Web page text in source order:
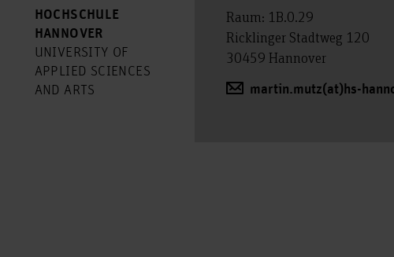
HOCHSCHULE
HANNOVER
UNIVERSITY OF
APPLIED SCIENCES
AND ARTS
Raum: 1B.0.29
Ricklinger Stadtweg 120
30459 Hannover
martin.mutz(at)hs-